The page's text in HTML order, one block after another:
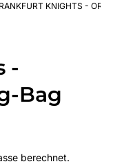
KNIGHTS -
-
Bag
berechnet.